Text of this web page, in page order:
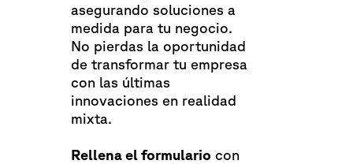
asegurando soluciones a
medida para tu negocio.
No pierdas la oportunidad
de transformar tu empresa
con las últimas
innovaciones en realidad
mixta.
Rellena el formulario con